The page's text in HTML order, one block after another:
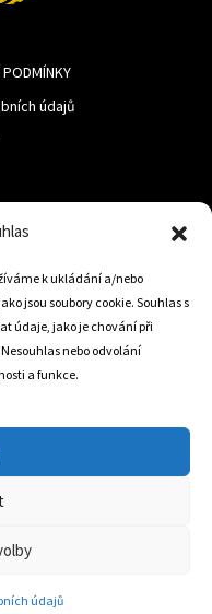
k ukládání a/nebo
jsou soubory cookie. Souhlas s
údaje, jako je chování při
nebo odvolání
a funkce.
údajů
údajů